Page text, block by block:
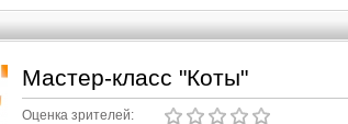
Мастер-класс "Коты"
Оценка зрителей: